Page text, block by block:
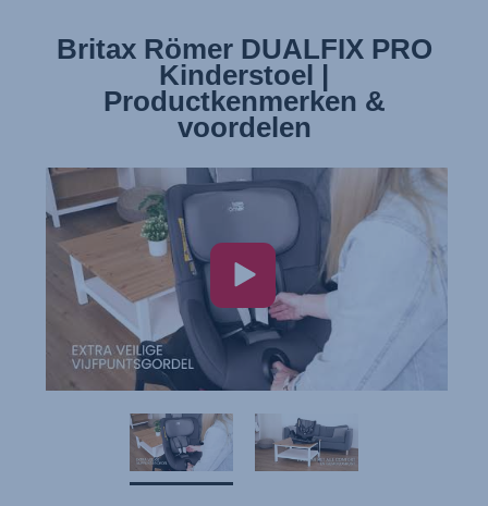
Britax Römer DUALFIX PRO
Kinderstoel |
Productkenmerken &
voordelen
Britax Römer DUALFIX PRO
Kinderstoel | Installatie